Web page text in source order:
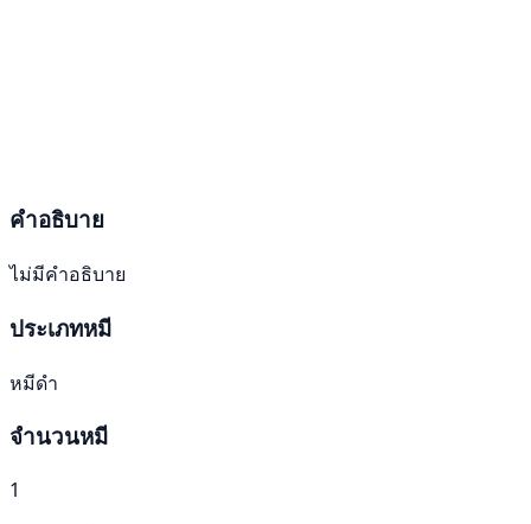
คำอธิบาย
ไม่มีคำอธิบาย
ประเภทหมี
หมีดำ
จำนวนหมี
1